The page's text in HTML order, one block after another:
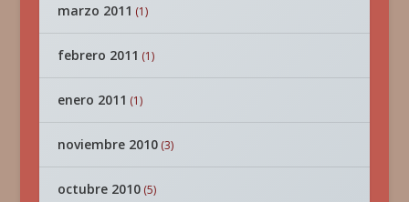
marzo 2011 (1)
febrero 2011 (1)
enero 2011 (1)
noviembre 2010(3)
octubre 2010(5)